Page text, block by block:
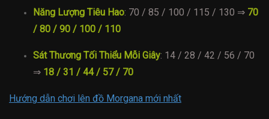
Năng Lượng Tiêu Hao: 70 / 85 / 100 / 115 / 130 ⇒ 70
/ 80 / 90 / 100 / 110
Sát Thương Tối Thiểu Mỗi Giây: 14 / 28 / 42 / 56 / 70
⇒ 18 / 31 / 44 / 57 / 70
Hướng dẫn chơi lên đồ Morgana mới nhất